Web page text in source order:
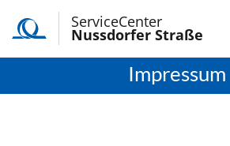
ServiceCenter
Nussdorfer Straße
Impressum